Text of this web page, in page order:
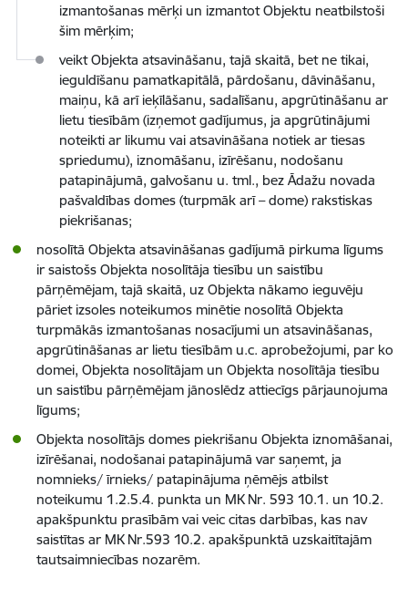
izmantošanas mērķi un izmantot Objektu neatbilstoši
šim mērķim;
veikt Objekta atsavināšanu, tajā skaitā, bet ne tikai,
ieguldīšanu pamatkapitālā, pārdošanu, dāvināšanu,
maiņu, kā arī ieķīlāšanu, sadalīšanu, apgrūtināšanu ar
lietu tiesībām (izņemot gadījumus, ja apgrūtinājumi
noteikti ar likumu vai atsavināšana notiek ar tiesas
spriedumu), iznomāšanu, izīrēšanu, nodošanu
patapinājumā, galvošanu u. tml., bez Ādažu novada
pašvaldības domes (turpmāk arī – dome) rakstiskas
piekrišanas;
nosolītā Objekta atsavināšanas gadījumā pirkuma līgums
ir saistošs Objekta nosolītāja tiesību un saistību
pārņēmējam, tajā skaitā, uz Objekta nākamo ieguvēju
pāriet izsoles noteikumos minētie nosolītā Objekta
turpmākās izmantošanas nosacījumi un atsavināšanas,
apgrūtināšanas ar lietu tiesībām u.c. aprobežojumi, par ko
domei, Objekta nosolītājam un Objekta nosolītāja tiesību
un saistību pārņēmējam jānoslēdz attiecīgs pārjaunojuma
līgums;
Objekta nosolītājs domes piekrišanu Objekta iznomāšanai,
izīrēšanai, nodošanai patapinājumā var saņemt, ja
nomnieks/ īrnieks/ patapinājuma ņēmējs atbilst
noteikumu 1.2.5.4. punkta un MK Nr. 593 10.1. un 10.2.
apakšpunktu prasībām vai veic citas darbības, kas nav
saistītas ar MK Nr.593 10.2. apakšpunktā uzskaitītajām
tautsaimniecības nozarēm.